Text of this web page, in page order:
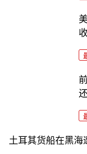
土耳其货船在黑海